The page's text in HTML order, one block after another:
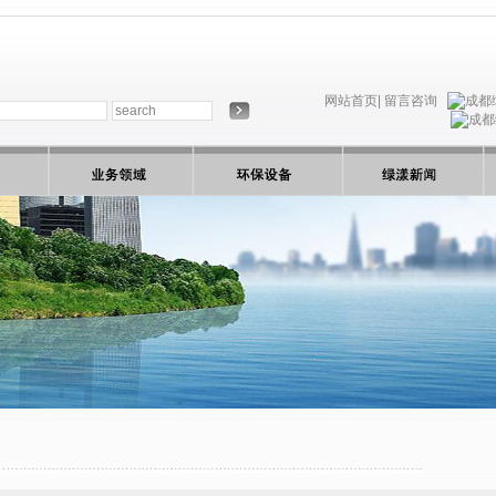
网站首页| 留言咨询